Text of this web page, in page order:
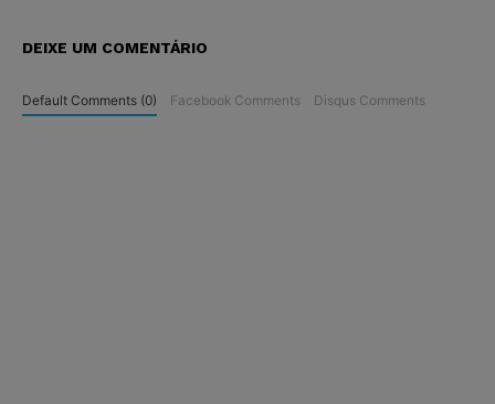
DEIXE UM COMENTÁRIO
Default Comments (0) Facebook Comments Disqus Comments